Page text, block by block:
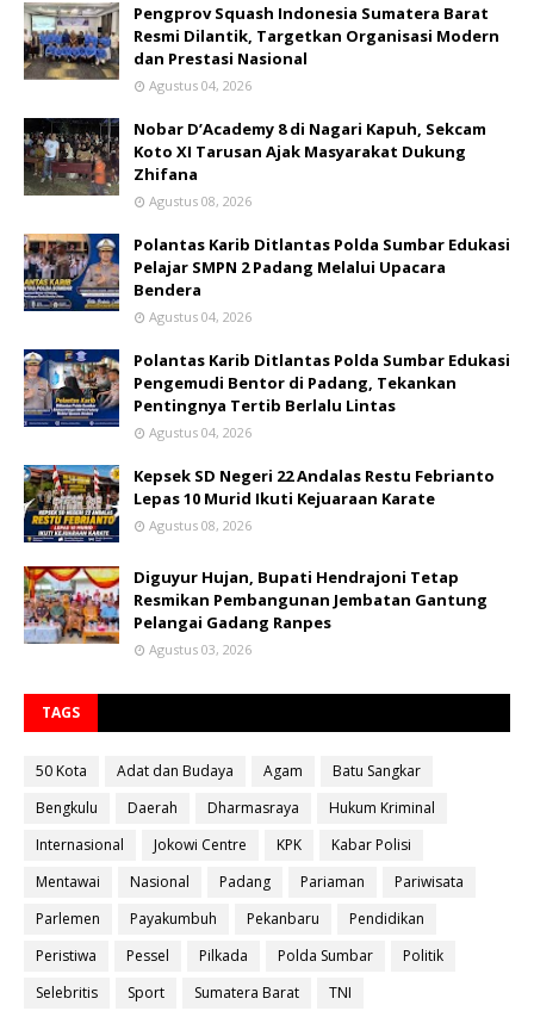
Pengprov Squash Indonesia Sumatera Barat
Resmi Dilantik, Targetkan Organisasi Modern
dan Prestasi Nasional
Agustus 04, 2026
Nobar D’Academy 8 di Nagari Kapuh, Sekcam
Koto XI Tarusan Ajak Masyarakat Dukung
Zhifana
Agustus 08, 2026
Polantas Karib Ditlantas Polda Sumbar Edukasi
Pelajar SMPN 2 Padang Melalui Upacara
Bendera
Agustus 04, 2026
Polantas Karib Ditlantas Polda Sumbar Edukasi
Pengemudi Bentor di Padang, Tekankan
Pentingnya Tertib Berlalu Lintas
Agustus 04, 2026
Kepsek SD Negeri 22 Andalas Restu Febrianto
Lepas 10 Murid Ikuti Kejuaraan Karate
Agustus 08, 2026
Diguyur Hujan, Bupati Hendrajoni Tetap
Resmikan Pembangunan Jembatan Gantung
Pelangai Gadang Ranpes
Agustus 03, 2026
TAGS
50 Kota Adat dan Budaya Agam
Batu Sangkar
Bengkulu
Daerah Dharmasraya
Hukum Kriminal
Internasional
Jokowi Centre KPK
Kabar Polisi
Mentawai
Nasional Padang Pariaman
Pariwisata
Parlemen
Payakumbuh Pekanbaru
Pendidikan
Peristiwa
Pessel Pilkada Polda Sumbar
Politik
Selebritis
Sport Sumatera Barat TNI